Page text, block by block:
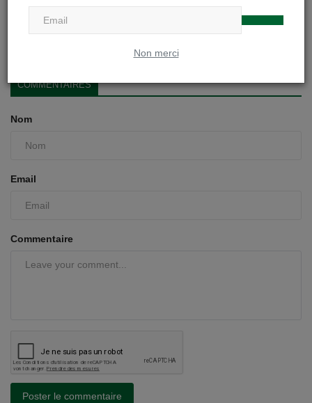
Non merci
L'internat au fil des mois ; la vie continue
COMMENTAIRES
Nom
Email
Commentaire
Poster le commentaire